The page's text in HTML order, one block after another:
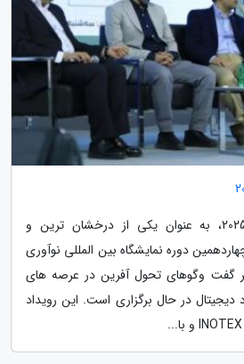
رویداد استیج اینوتکس 2025، به عنوان یکی از درخشان ترین و
دوره نمایشگاه بین المللی نوآوری
بر گفت وگوهای تحول آفرین در عرصه های
دیجیتال در حال برگزاری است. این رویداد